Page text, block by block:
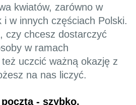
kwiatów, zarówno w
i w innych częściach Polski.
czy chcesz dostarczyć
w ramach
uczcić ważną okazję z
na nas liczyć.
- szybko,